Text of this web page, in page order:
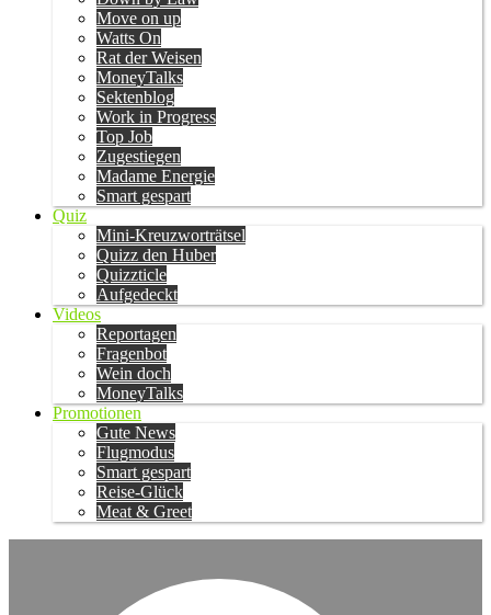
Move on up
Watts On
Rat der Weisen
MoneyTalks
Sektenblog
Work in Progress
Top Job
Zugestiegen
Madame Energie
Smart gespart
Quiz
Mini-Kreuzworträtsel
Quizz den Huber
Quizzticle
Aufgedeckt
Videos
Reportagen
Fragenbot
Wein doch
MoneyTalks
Promotionen
Gute News
Flugmodus
Smart gespart
Reise-Glück
Meat & Greet